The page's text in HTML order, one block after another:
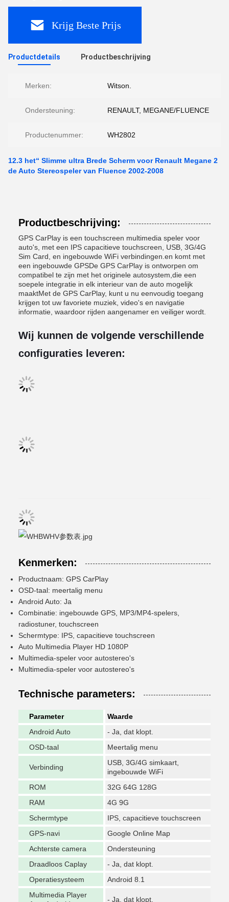
Krijg Beste Prijs
Productdetails Productbeschrijving
Merken: Witson.
Ondersteuning: RENAULT, MEGANE/FLUENCE
Productenummer: WH2802
12.3 het“ Slimme ultra Brede Scherm voor Renault Megane 2
de Auto Stereospeler van Fluence 2002-2008
Productbeschrijving:
GPS CarPlay is een touchscreen multimedia speler voor
auto's, met een IPS capacitieve touchscreen, USB, 3G/4G
Sim Card, en ingebouwde WiFi verbindingen.en komt met
een ingebouwde GPSDe GPS CarPlay is ontworpen om
compatibel te zijn met het originele autosystem,die een
soepele integratie in elk interieur van de auto mogelijk
maaktMet de GPS CarPlay, kunt u nu eenvoudig toegang
krijgen tot uw favoriete muziek, video's en navigatie
informatie, waardoor rijden aangenamer en veiliger wordt.
Wij kunnen de volgende verschillende
configuraties leveren:
Kenmerken:
Productnaam: GPS CarPlay
OSD-taal: meertalig menu
Android Auto: Ja
Combinatie: ingebouwde GPS, MP3/MP4-spelers,
radiostuner, touchscreen
Schermtype: IPS, capacitieve touchscreen
Auto Multimedia Player HD 1080P
Multimedia-speler voor autostereo's
Multimedia-speler voor autostereo's
Technische parameters:
Parameter
Waarde
Android Auto
- Ja, dat klopt.
OSD-taal
Meertalig menu
Verbinding
USB, 3G/4G simkaart,
ingebouwde WiFi
ROM
32G 64G 128G
RAM
4G 9G
Schermtype
IPS, capacitieve touchscreen
GPS-navi
Google Online Map
Achterste camera
Ondersteuning
Draadloos Caplay
- Ja, dat klopt.
Operatiesysteem
Android 8.1
Multimedia Player
- Ja, dat klopt.